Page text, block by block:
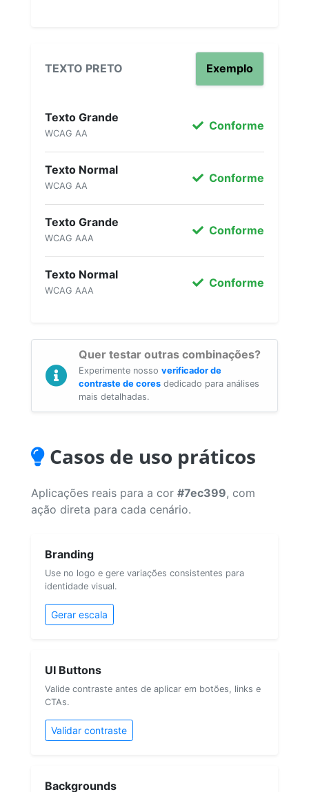
TEXTO PRETO Exemplo
Texto Grande
WCAG AA
Conforme
Texto Normal
WCAG AA
Conforme
Texto Grande
WCAG AAA
Conforme
Texto Normal
WCAG AAA
Conforme
Quer testar outras combinações?
Experimente nosso verificador de
contraste de cores dedicado para análises
mais detalhadas.
Casos de uso práticos
Aplicações reais para a cor #7ec399, com
ação direta para cada cenário.
Branding
Use no logo e gere variações consistentes para
identidade visual.
Gerar escala
UI Buttons
Valide contraste antes de aplicar em botões, links e
CTAs.
Validar contraste
Backgrounds